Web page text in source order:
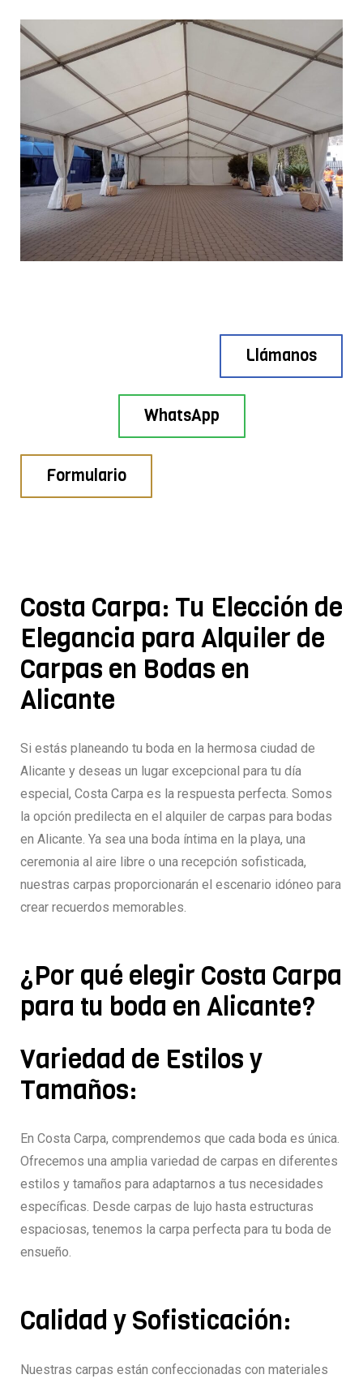
Llámanos
WhatsApp
Formulario
Costa Carpa: Tu Elección de
Elegancia para Alquiler de
Carpas en Bodas en
Alicante
Si estás planeando tu boda en la hermosa ciudad de
Alicante y deseas un lugar excepcional para tu día
especial, Costa Carpa es la respuesta perfecta. Somos
la opción predilecta en el alquiler de carpas para bodas
en Alicante. Ya sea una boda íntima en la playa, una
ceremonia al aire libre o una recepción sofisticada,
nuestras carpas proporcionarán el escenario idóneo para
crear recuerdos memorables.
¿Por qué elegir Costa Carpa
para tu boda en Alicante?
Variedad de Estilos y
Tamaños:
En Costa Carpa, comprendemos que cada boda es única.
Ofrecemos una amplia variedad de carpas en diferentes
estilos y tamaños para adaptarnos a tus necesidades
específicas. Desde carpas de lujo hasta estructuras
espaciosas, tenemos la carpa perfecta para tu boda de
ensueño.
Calidad y Sofisticación:
Nuestras carpas están confeccionadas con materiales